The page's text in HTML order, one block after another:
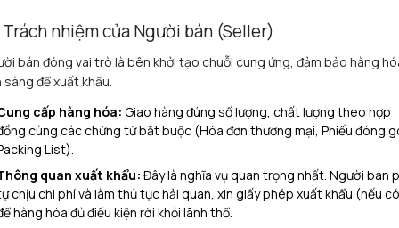
Trách nhiệm của Người bán (Seller)
bán đóng vai trò là bên khởi tạo chuỗi cung ứng, đảm bảo hàng
sàng để xuất khẩu.
cấp hàng hóa: Giao hàng đúng số lượng, chất lượng theo hợp
cùng các chứng từ bắt buộc (Hóa đơn thương mại, Phiếu đóng
List).
quan xuất khẩu: Đây là nghĩa vụ quan trọng nhất. Người bán
chịu chi phí và làm thủ tục hải quan, xin giấy phép xuất khẩu (nếu
hàng hóa đủ điều kiện rời khỏi lãnh thổ.